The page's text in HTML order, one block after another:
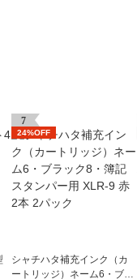
7
24%OFF
シャチハタ補充インク（カ
ートリッジ）ネーム6・ブラ